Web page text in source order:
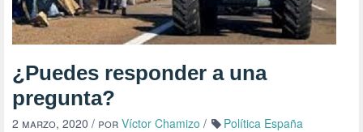
¿Puedes responder a una
pregunta?
2 marzo, 2020 / por Víctor Chamizo / Política España